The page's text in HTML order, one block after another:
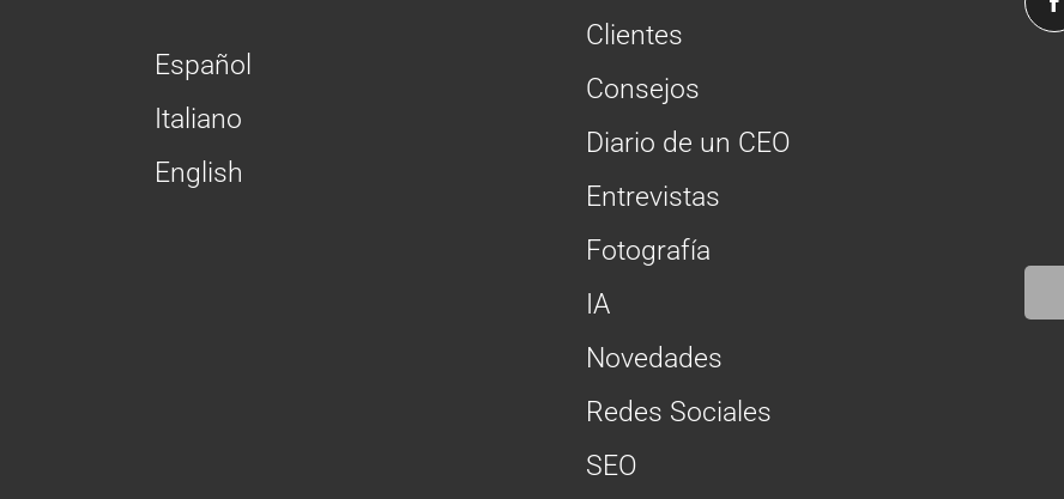
Español
Italiano
English
Clientes
Consejos
Diario de un CEO
Entrevistas
Fotografía
IA
Novedades
Redes Sociales
SEO